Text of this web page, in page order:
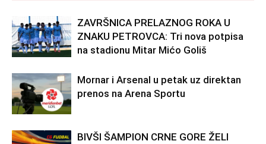
ZAVRŠNICA PRELAZNOG ROKA U
ZNAKU PETROVCA: Tri nova potpisa
na stadionu Mitar Mićo Goliš
Mornar i Arsenal u petak uz direktan
prenos na Arena Sportu
BIVŠI ŠAMPION CRNE GORE ŽELI